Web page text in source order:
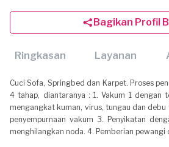
Bagikan Profil
Ringkasan Layanan
Cuci Sofa, Springbed dan Karpet. Proses
4 tahap, diantaranya : 1. Vakum 1 dengan
mengangkat kuman, virus, tungau dan debu
penyempurnaan vakum 3. Penyikatan
menghilangkan noda. 4. Pemberian